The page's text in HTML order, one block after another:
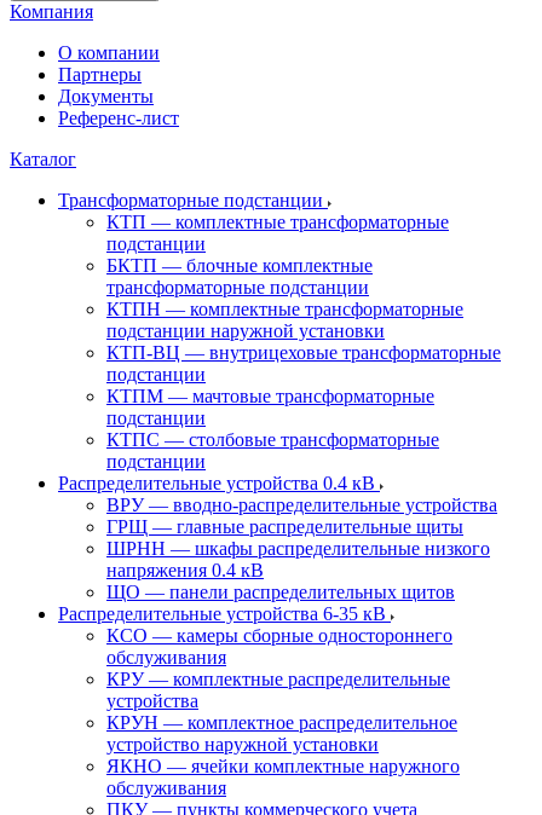
Компания
О компании
Партнеры
Документы
Референс-лист
Каталог
Трансформаторные подстанции
КТП — комплектные трансформаторные
подстанции
БКТП — блочные комплектные
трансформаторные подстанции
КТПН — комплектные трансформаторные
подстанции наружной установки
КТП-ВЦ — внутрицеховые трансформаторные
подстанции
КТПМ — мачтовые трансформаторные
подстанции
КТПС — столбовые трансформаторные
подстанции
Распределительные устройства 0.4 кВ
ВРУ — вводно-распределительные устройства
ГРЩ — главные распределительные щиты
ШРНН — шкафы распределительные низкого
напряжения 0.4 кВ
ЩО — панели распределительных щитов
Распределительные устройства 6-35 кВ
КСО — камеры сборные одностороннего
обслуживания
КРУ — комплектные распределительные
устройства
КРУН — комплектное распределительное
устройство наружной установки
ЯКНО — ячейки комплектные наружного
обслуживания
ПКУ — пункты коммерческого учета